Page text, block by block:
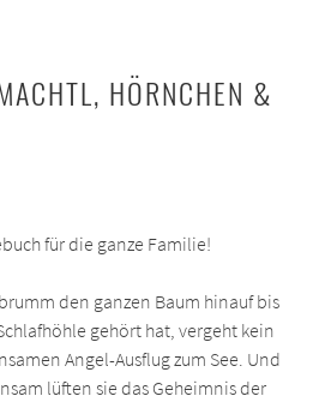
HÖRNCHEN &
für die ganze Familie!
den ganzen Baum hinauf bis
gehört hat, vergeht kein
Angel-Ausflug zum See. Und
lüften sie das Geheimnis der